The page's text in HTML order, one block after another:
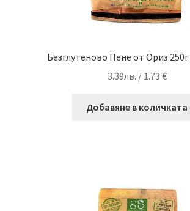
Безглутеново Пене от Ориз
3.39лв. / 1.73 €
Добавяне в количката